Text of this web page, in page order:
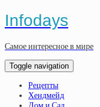
Infodays
Самое интересное в мире
Toggle navigation
Рецепты
Хендмейд